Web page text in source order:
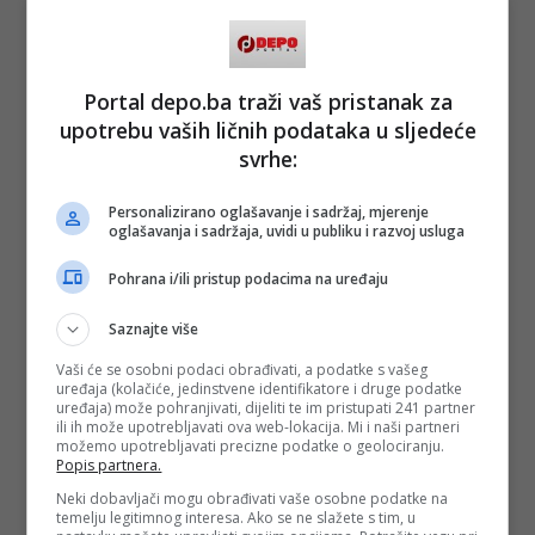
(DEPO PORTAL/BLIN MAGAZIN/ad)
PODIJELI NA
Depo.ba pratite putem društvenih mrežaTwitteriFacebook
Portal depo.ba traži vaš pristanak za
upotrebu vaših ličnih podataka u sljedeće
svrhe:
Personalizirano oglašavanje i sadržaj, mjerenje
oglašavanja i sadržaja, uvidi u publiku i razvoj usluga
Pohrana i/ili pristup podacima na uređaju
Saznajte više
Vaši će se osobni podaci obrađivati, a podatke s vašeg
uređaja (kolačiće, jedinstvene identifikatore i druge podatke
uređaja) može pohranjivati, dijeliti te im pristupati 241 partner
ili ih može upotrebljavati ova web-lokacija. Mi i naši partneri
možemo upotrebljavati precizne podatke o geolociranju.
Popis partnera.
Neki dobavljači mogu obrađivati vaše osobne podatke na
temelju legitimnog interesa. Ako se ne slažete s tim, u